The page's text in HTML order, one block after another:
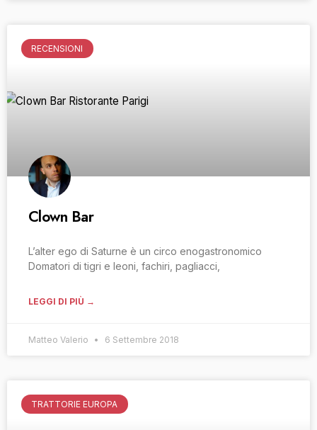
RECENSIONI
Clown Bar
L’alter ego di Saturne è un circo enogastronomico
Domatori di tigri e leoni, fachiri, pagliacci,
LEGGI DI PIÙ →
Matteo Valerio 6 Settembre 2018
TRATTORIE EUROPA